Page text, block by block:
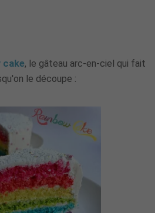
cake, le gâteau arc-en-ciel qui fait
le découpe :